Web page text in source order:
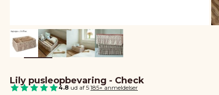
Lily pusleopbevaring - Check
4.8 ud af 5|185+ anmeldelser